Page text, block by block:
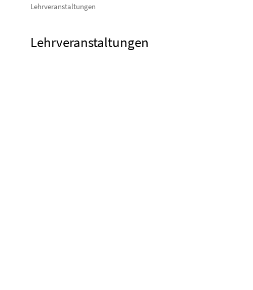
Lehrveranstaltungen
Lehrveranstaltungen